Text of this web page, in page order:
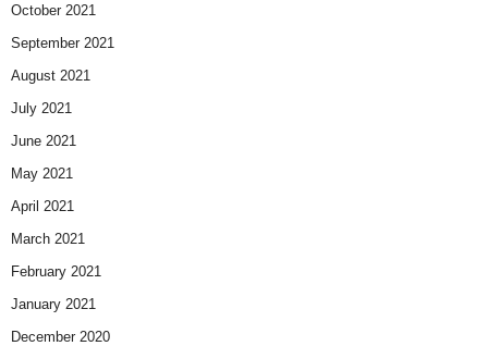
October 2021
September 2021
August 2021
July 2021
June 2021
May 2021
April 2021
March 2021
February 2021
January 2021
December 2020